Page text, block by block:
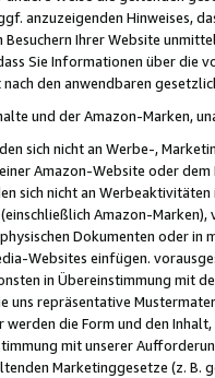
anzuzeigenden Hinweises,
Ihrer Website
Sie Informationen über die
den anwendbaren
und der Amazon-Marken,
sich nicht an Werbe-,
Amazon-Website oder
sich nicht an
Amazon-
Dokumenten oder in
Websites einfügen.
in Übereinstimmung mit
uns repräsentative
werden die Form und den
mit unserer
Marketinggesetze (z. B.